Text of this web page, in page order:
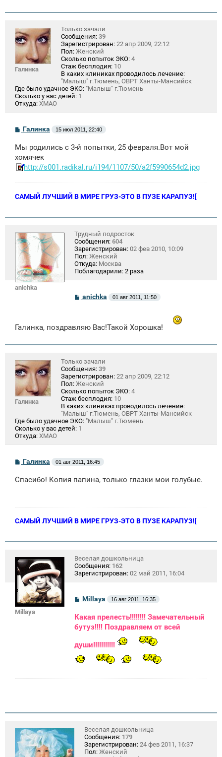
Галинка
Только зачали
Сообщения: 39
Зарегистрирован: 22 апр 2009, 22:12
Пол: Женский
Сколько попыток ЭКО: 4
Стаж бесплодия: 10
В каких клиниках проводилось лечение:
"Малыш" г.Тюмень, ОВРТ Ханты-Мансийск
Где было удачное ЭКО: "Малыш" г.Тюмень
Сколько у вас детей: 1
Откуда: ХМАО
С
б
щ
е
н
Галинка 15 июл 2011, 22:40
Мы родились с 3-й попытки, 25 февраля.Вот мой
хомячек
http://s001.radikal.ru/i194/1107/50/a2f5990654d2.jpg
САМЫЙ ЛУЧШИЙ В МИРЕ ГРУЗ-ЭТО В ПУЗЕ КАРАПУЗ![
anichka
Трудный подросток
Сообщения: 604
Зарегистрирован: 02 фев 2010, 10:09
Пол: Женский
Откуда: Москва
Поблагодарили: 2 раза
С
е
и
anichka 01 авг 2011, 11:50
Галинка, поздравляю Вас!Такой Хорошка!
Галинка
Только зачали
Сообщения: 39
Зарегистрирован: 22 апр 2009, 22:12
Пол: Женский
Сколько попыток ЭКО: 4
Стаж бесплодия: 10
В каких клиниках проводилось лечение:
"Малыш" г.Тюмень, ОВРТ Ханты-Мансийск
Где было удачное ЭКО: "Малыш" г.Тюмень
Сколько у вас детей: 1
Откуда: ХМАО
С
б
Галинка 01 авг 2011, 16:45
Спасибо! Копия папина, только глазки мои голубые.
САМЫЙ ЛУЧШИЙ В МИРЕ ГРУЗ-ЭТО В ПУЗЕ КАРАПУЗ![
Millaya
Веселая дошкольница
Сообщения: 162
Зарегистрирован: 02 май 2011, 16:04
С
о
б
щ
е
и
Millaya 16 авг 2011, 16:35
Какая прелесть!!!!!!!! Замечательный
бутуз!!!! Поздравляем от всей
души!!!!!!!!!!!
Веселая дошкольница
Сообщения: 179
Зарегистрирован: 24 фев 2011, 16:37
Пол: Женский